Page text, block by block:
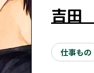
吉田
仕事もの